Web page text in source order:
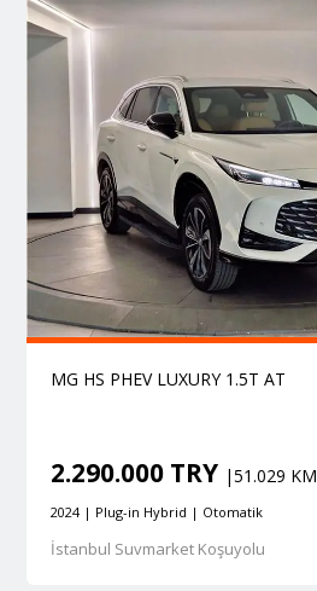
MG HS PHEV LUXURY 1.5T AT
2.290.000 TRY |51.029 KM
2024 | Plug-in Hybrid | Otomatik
İstanbul Suvmarket Koşuyolu